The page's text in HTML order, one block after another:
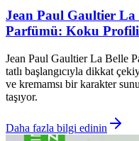
Jean Paul Gaultier La
Parfümü: Koku Profili
Jean Paul Gaultier La Belle
tatlı başlangıcıyla dikkat
ve kremamsı bir karakter
taşıyor.
Daha fazla bilgi edinin